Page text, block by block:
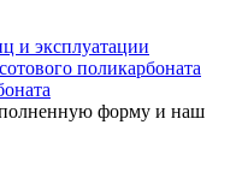
и эксплуатации
поликарбоната
форму и наш